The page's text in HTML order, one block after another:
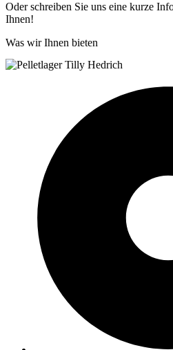
Oder schreiben Sie uns eine kurze
Ihnen!
Was wir Ihnen bieten